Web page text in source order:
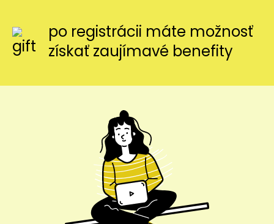
po registrácii máte možnosť
získať zaujímavé benefity